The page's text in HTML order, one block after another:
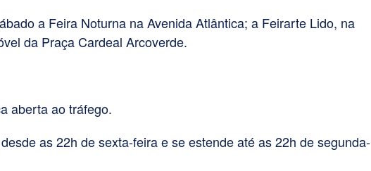
a Feira Noturna na Avenida Atlântica; a Feirarte Lido, na
da Praça Cardeal Arcoverde.
aberta ao tráfego.
as 22h de sexta-feira e se estende até as 22h de segunda-